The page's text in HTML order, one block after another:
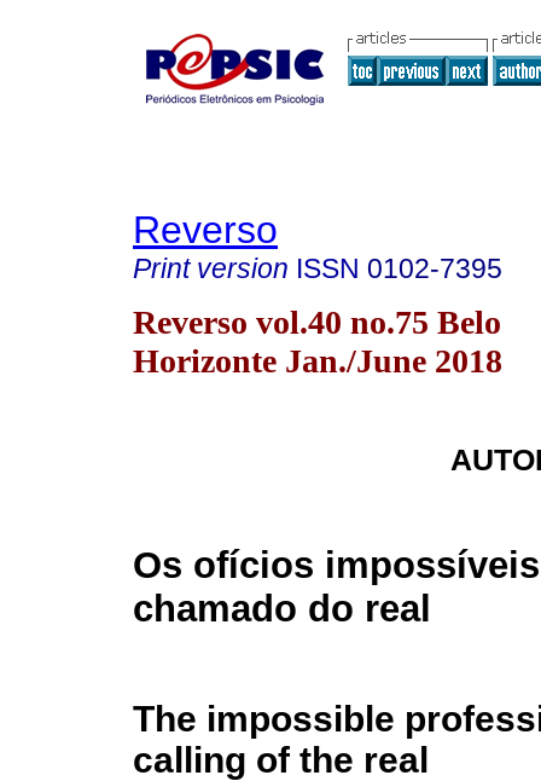
Reverso
Print version ISSN 0102-7395
Reverso vol.40 no.75 Belo
Horizonte Jan./June 2018
Os ofícios
chamado do real
The impossible
calling of the real